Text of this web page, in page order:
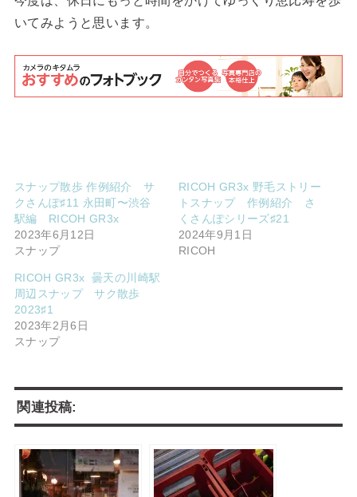
いてみようと思います。
スナップ散歩 作例紹介 サ
クさんぽ♯11 永田町〜渋谷
駅編 RICOH GR3x
2023年6月12日
スナップ
RICOH GR3x 野毛ストリー
トスナップ 作例紹介 さ
くさんぽシリーズ♯21
2024年9月1日
RICOH
RICOH GR3x 曇天の川崎駅
周辺スナップ サク散歩
2023♯1
2023年2月6日
スナップ
関連投稿: